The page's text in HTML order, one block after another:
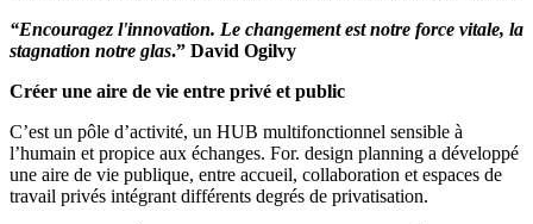
“Encouragez l'innovation. Le changement est notre force vitale, la
stagnation notre glas.” David Ogilvy
Créer une aire de vie entre privé et public
C’est un pôle d’activité, un HUB multifonctionnel sensible à
l’humain et propice aux échanges. For. design planning a développé
une aire de vie publique, entre accueil, collaboration et espaces de
travail privés intégrant différents degrés de privatisation.